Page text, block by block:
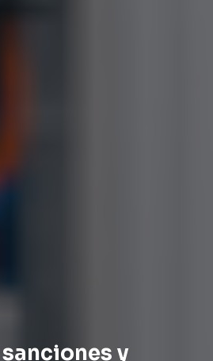
sanciones y